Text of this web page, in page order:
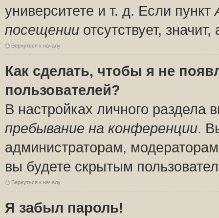
университете и т. д. Если пункт
посещении отсутствует,
Вернуться к началу
Как сделать, чтобы я не
пользователей?
В настройках личного
пребывание на конференции.
администраторам,
вы будете скрытым
Вернуться к началу
Я забыл пароль!